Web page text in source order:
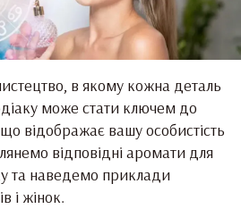
в якому кожна деталь
може стати ключем до
відображає вашу особистість
відповідні аромати для
та наведемо приклади
і жінок.